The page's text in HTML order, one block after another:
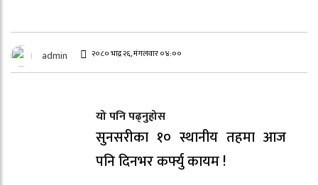
admin २०८० भाद्र २६, मंगलवार ०४:००
यो पनि पढ्नुहोस
सुनसरीका १० स्थानीय तहमा आज
पनि दिनभर कर्फ्यु कायम !